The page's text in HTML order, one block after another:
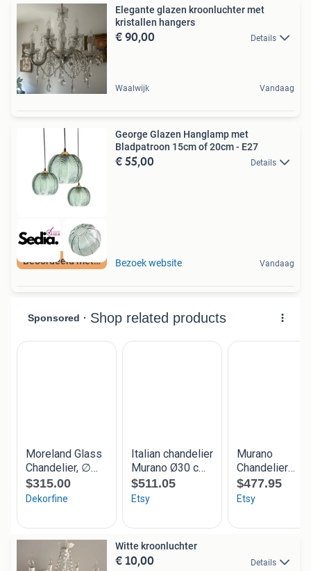
Elegante glazen kroonluchter met
kristallen hangers
€ 90,00 Details
Waalwijk Vandaag
Beoordeeld met 9+
George Glazen Hanglamp met
Bladpatroon 15cm of 20cm - E27
€ 55,00 Details
Bezoek website Vandaag
Witte kroonluchter
€ 10,00 Details